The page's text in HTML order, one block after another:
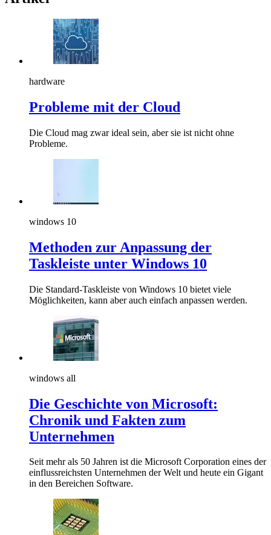
hardware
Probleme mit der Cloud
Die Cloud mag zwar ideal sein, aber sie ist nicht ohne
Probleme.
windows 10
Methoden zur Anpassung der
Taskleiste unter Windows 10
Die Standard-Taskleiste von Windows 10 bietet viele
Möglichkeiten, kann aber auch einfach anpassen werden.
windows all
Die Geschichte von Microsoft:
Chronik und Fakten zum
Unternehmen
Seit mehr als 50 Jahren ist die Microsoft Corporation eines der
einflussreichsten Unternehmen der Welt und heute ein Gigant
in den Bereichen Software.